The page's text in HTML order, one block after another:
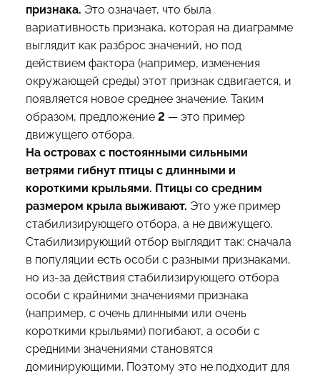
признака. Это означает, что была
вариативность признака, которая на диаграмме
выглядит как разброс значений, но под
действием фактора (например, изменения
окружающей среды) этот признак сдвигается, и
появляется новое среднее значение. Таким
образом, предложение 2 — это пример
движущего отбора.
На островах с постоянными сильными
ветрями гибнут птицы с длинными и
короткими крыльями. Птицы со средним
размером крыла выживают. Это уже пример
стабилизирующего отбора, а не движущего.
Стабилизирующий отбор выглядит так: сначала
в популяции есть особи с разными признаками,
но из-за действия стабилизирующего отбора
особи с крайними значениями признака
(например, с очень длинными или очень
короткими крыльями) погибают, а особи с
средними значениями становятся
доминирующими. Поэтому это не подходит для